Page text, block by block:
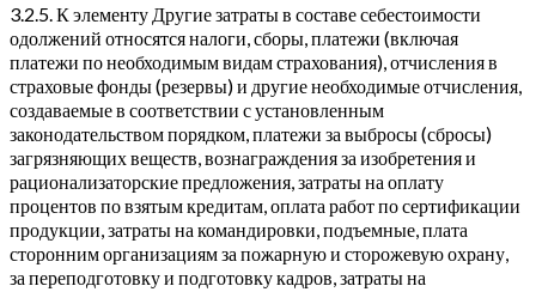
3.2.5. К элементу Другие затраты в составе себестоимости
одолжений относятся налоги, сборы, платежи (включая
платежи по необходимым видам страхования), отчисления в
страховые фонды (резервы) и другие необходимые отчисления,
создаваемые в соответствии с установленным
законодательством порядком, платежи за выбросы (сбросы)
загрязняющих веществ, вознаграждения за изобретения и
рационализаторские предложения, затраты на оплату
процентов по взятым кредитам, оплата работ по сертификации
продукции, затраты на командировки, подъемные, плата
сторонним организациям за пожарную и сторожевую охрану,
за переподготовку и подготовку кадров, затраты на